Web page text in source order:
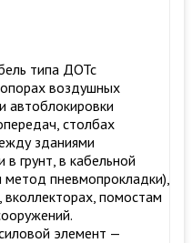
типа ДОТс
воздушных
автоблокировки
столбах
зданиями
грунт, в кабельной
метод пневмопрокладки),
вколлекторах, помостам
элемент —